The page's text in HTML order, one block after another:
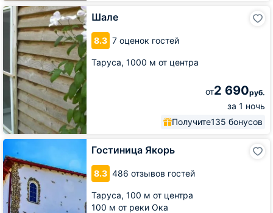
Шале
8.3 7 оценок гостей
Таруса, 1000 м от центра
от2 690руб.
за 1 ночь
Получите135 бонусов
Шале
Гостиница Якорь
8.3 486 отзывов гостей
Таруса, 100 м от центра
100 м от реки Ока
Гостиница
Якорь